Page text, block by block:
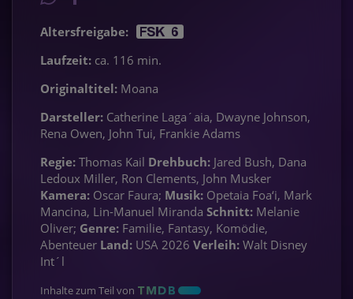
Altersfreigabe:
Laufzeit: ca. 116 min.
Originaltitel: Moana
Darsteller: Catherine Laga´aia, Dwayne Johnson,
Rena Owen, John Tui, Frankie Adams
Regie: Thomas Kail Drehbuch: Jared Bush, Dana
Ledoux Miller, Ron Clements, John Musker
Kamera: Oscar Faura; Musik: Opetaia Foa‘i, Mark
Mancina, Lin-Manuel Miranda Schnitt: Melanie
Oliver; Genre: Familie, Fantasy, Komödie,
Abenteuer Land: USA 2026 Verleih: Walt Disney
Int´l
Inhalte zum Teil von